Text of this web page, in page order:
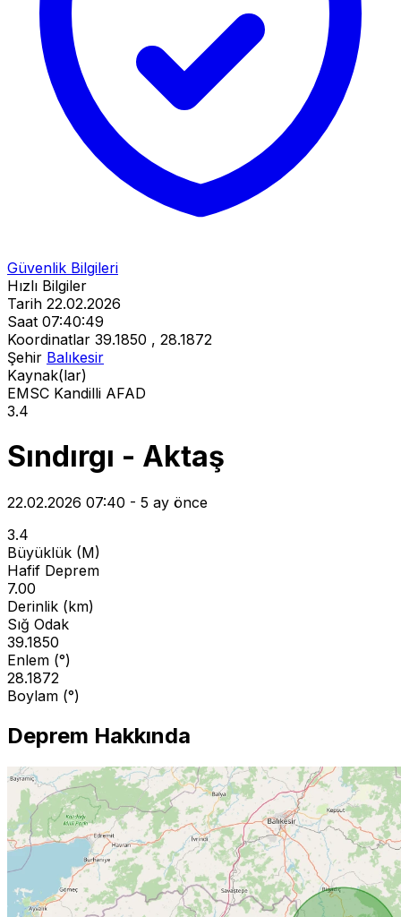
Güvenlik Bilgileri
Hızlı Bilgiler
Tarih 22.02.2026
Saat 07:40:49
Koordinatlar 39.1850 , 28.1872
Şehir Balıkesir
Kaynak(lar)
EMSC Kandilli AFAD
3.4
Sındırgı - Aktaş
22.02.2026 07:40 - 5 ay önce
3.4
Büyüklük (M)
Hafif Deprem
7.00
Derinlik (km)
Sığ Odak
39.1850
Enlem (°)
28.1872
Boylam (°)
Deprem Hakkında